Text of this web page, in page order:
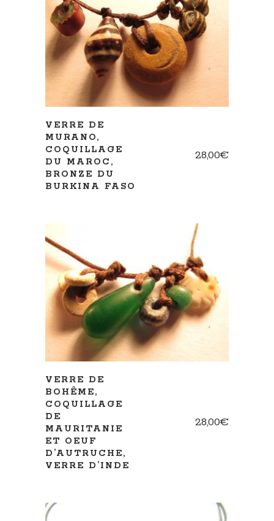
AJOUTER AU PANIER
VERRE DE
MURANO,
COQUILLAGE
DU MAROC,
BRONZE DU
BURKINA FASO
28,00€
AJOUTER AU PANIER
VERRE DE
BOHÊME,
COQUILLAGE
DE
MAURITANIE
ET OEUF
D’AUTRUCHE,
VERRE D’INDE
28,00€